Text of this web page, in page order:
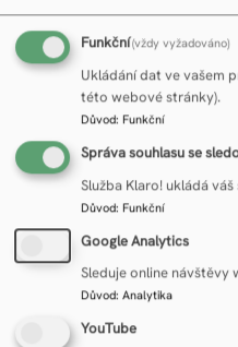
akreditace na podzim 2026.
Zdroj foto: Pixabay
Reakreditace - 23. 9. 2026 od
23/09/2026/ ÚZEI, Mánesova 75,
Zkouškový termín je určen pro
akreditace na podzim 2026.
Zdroj foto: Pixabay
Funkční(vždy vyžadováno)
Ukládání dat ve vašem
této webové stránky).
Důvod: Funkční
Správa souhlasu se
Služba Klaro! ukládá
Důvod: Funkční
Google Analytics
Sleduje online návštěvy
Důvod: Analytika
YouTube